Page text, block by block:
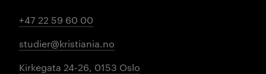
+47 22 59 60 00
studier@kristiania.no
Kirkegata 24-26, 0153 Oslo